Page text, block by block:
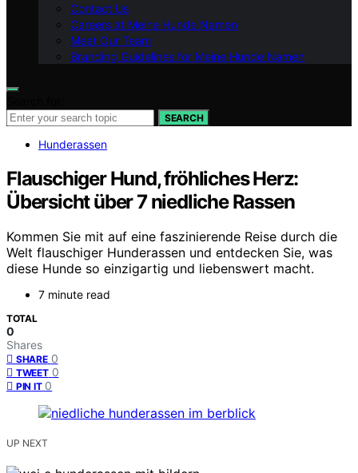
Contact Us
Careers at Meine Hunde Namen
Meet Our Team
Branding Guidelines for Meine Hunde Namen
SEARCH
Hunderassen
Flauschiger Hund, fröhliches Herz:
Übersicht über 7 niedliche Rassen
Kommen Sie mit auf eine faszinierende Reise durch die
Welt flauschiger Hunderassen und entdecken Sie, was
diese Hunde so einzigartig und liebenswert macht.
7 minute read
TOTAL
0
Shares
SHARE 0
TWEET 0
PIN IT 0
UP NEXT